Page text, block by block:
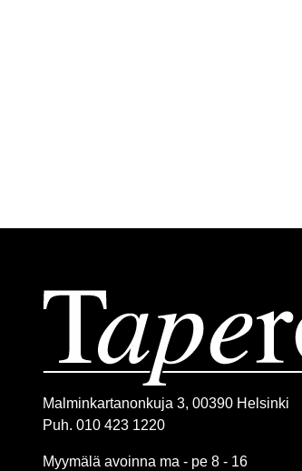
Malminkartanonkuja 3, 00390 Helsinki
Puh. 010 423 1220
Myymälä avoinna ma - pe 8 - 16